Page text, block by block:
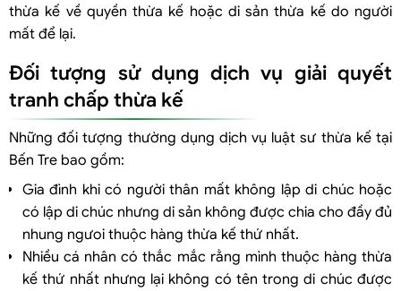
thừa kế về quyền thừa kế hoặc di sản thừa kế do người
mất để lại.
Đối tượng sử dụng dịch vụ giải quyết
tranh chấp thừa kế
Những đối tượng thường dụng dịch vụ luật sư thừa kế tại
Bến Tre bao gồm:
Gia đình khi có người thân mất không lập di chúc hoặc
có lập di chúc nhưng di sản không được chia cho đầy đủ
nhung ngưoi thuộc hàng thừa kế thứ nhất.
Nhiều cá nhân có thắc mắc rằng mình thuộc hàng thừa
kế thứ nhất nhưng lại không có tên trong di chúc được